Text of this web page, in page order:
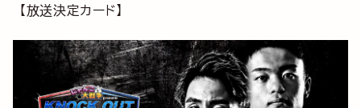
【放送決定カード】